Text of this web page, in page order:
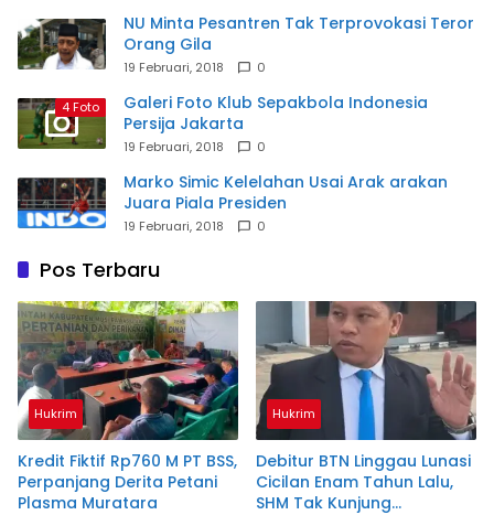
NU Minta Pesantren Tak Terprovokasi Teror
Orang Gila
19 Februari, 2018 0
4 Foto
Galeri Foto Klub Sepakbola Indonesia
Persija Jakarta
19 Februari, 2018 0
Marko Simic Kelelahan Usai Arak arakan
Juara Piala Presiden
19 Februari, 2018 0
Pos Terbaru
Hukrim
Kredit Fiktif Rp760 M PT BSS,
Perpanjang Derita Petani
Plasma Muratara
Hukrim
Debitur BTN Linggau Lunasi
Cicilan Enam Tahun Lalu,
SHM Tak Kunjung